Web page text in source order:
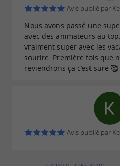
Avis publié par
Nous avons passé une
avec des animateurs au
vraiment super avec les
sourire. Première fois que
reviendrons ça c’est sure 🥰
Avis publié par